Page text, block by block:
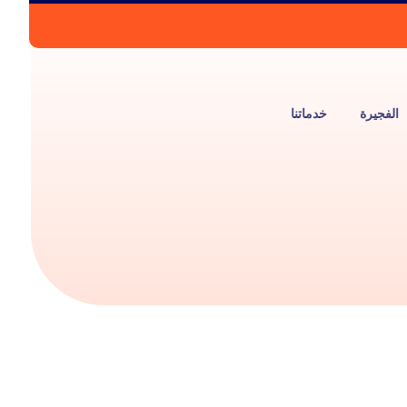
الفجيرة خدماتنا